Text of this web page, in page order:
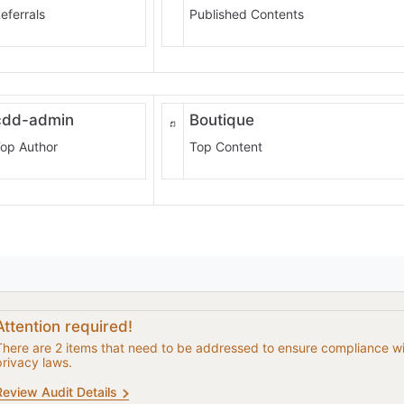
Published Contents
admin
Author
Boutique
Top Content
required!
are 2 items that need to be addressed to ensure compliance
laws.
Audit Details